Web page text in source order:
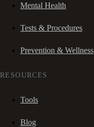
Mental Health
Tests & Procedures
Prevention & Wellness
RESOURCES
Tools
Blog